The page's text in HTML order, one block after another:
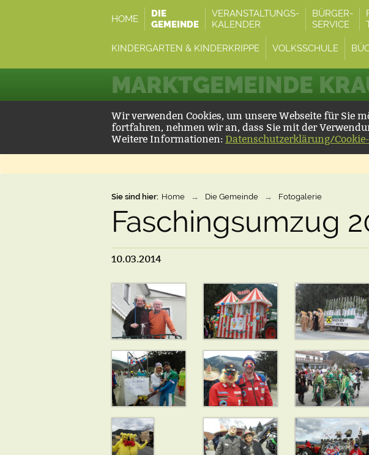
HOME
DIE
GEMEINDE
VERANSTALTUNGS-
KALENDER
BÜRGER-
SERVICE
KINDERGARTEN & KINDERKRIPPE VOLKSSCHULE
MARKTGEMEINDE
Wir verwenden Cookies, um unsere Webseite für Sie
fortfahren, nehmen wir an, dass Sie mit der
Weitere Informationen: Datenschutzerklärung/
Sie sind hier: Home → Die Gemeinde → Fotogalerie
Faschingsumzug
10.03.2014